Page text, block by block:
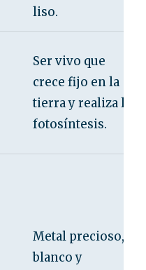
liso.
Ser vivo que
crece fijo en la
tierra y realiza la
fotosíntesis.
Metal precioso,
blanco y